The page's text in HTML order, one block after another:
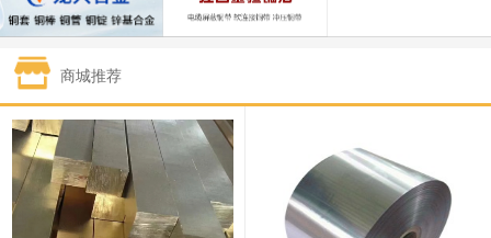
1#白银 15,170—15,180 15,175 615
钯金
1#钴 331,000—351,000
1#锑 88,000—94,000 91,000
2#锑 84,000—90,000 87,000 0
商城推荐